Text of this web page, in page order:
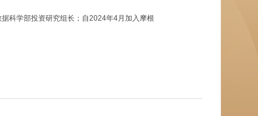
科学部投资研究组长；自2024年4月加入摩根